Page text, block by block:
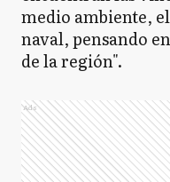
medio ambiente,
naval, pensando
de la región".
Ads